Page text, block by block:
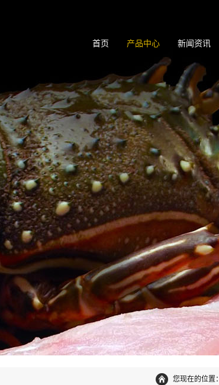
首页 产品中心 新闻资讯
您现在的位置：